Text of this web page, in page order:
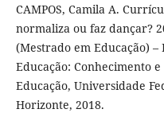
CAMPOS, Camila A.
normaliza ou faz dançar?
(Mestrado em Educação) –
Educação: Conhecimento
Educação, Universidade
Horizonte, 2018.